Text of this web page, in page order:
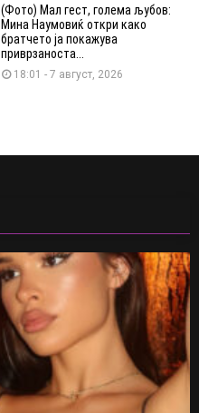
(Фото) Мал гест, голема љубов:
Мина Наумовиќ откри како
братчето ја покажува
приврзаноста...
18:01 - 7 август, 2026